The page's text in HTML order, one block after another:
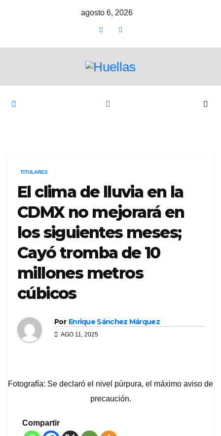
agosto 6, 2026
TITULARES
El clima de lluvia en la
CDMX no mejorará en
los siguientes meses;
Cayó tromba de 10
millones metros
cúbicos
Por Enrique Sánchez Márquez
AGO 11, 2025
Fotografía: Se declaró el nivel púrpura, el máximo aviso de
precaución.
Compartir